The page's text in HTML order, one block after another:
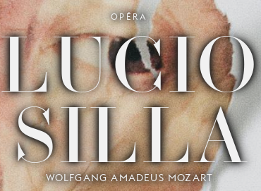
OPÉRA
LUCIO
SILLA
WOLFGANG AMADEUS MOZART